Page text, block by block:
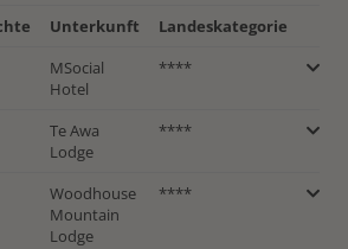
Unterkunft
Landeskategorie
MSocial
Hotel
****
Te Awa
Lodge
****
Woodhouse
Mountain
Lodge
****